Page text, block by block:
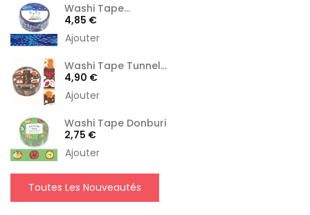
Washi Tape...
Prix
4,85 €
Ajouter
Washi Tape Tunnel...
Prix
4,90 €
Ajouter
Washi Tape Donburi
Prix
2,75 €
Ajouter
Toutes Les Nouveautés